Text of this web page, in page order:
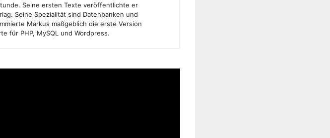
Seine ersten Texte veröffentlichte er
Seine Spezialität sind Datenbanken und
Markus maßgeblich die erste Version
für PHP, MySQL und Wordpress.